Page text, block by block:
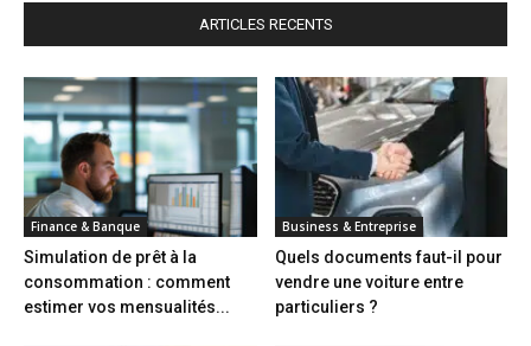
ARTICLES RECENTS
Finance & Banque
Simulation de prêt à la
consommation : comment
estimer vos mensualités...
Business & Entreprise
Quels documents faut-il pour
vendre une voiture entre
particuliers ?